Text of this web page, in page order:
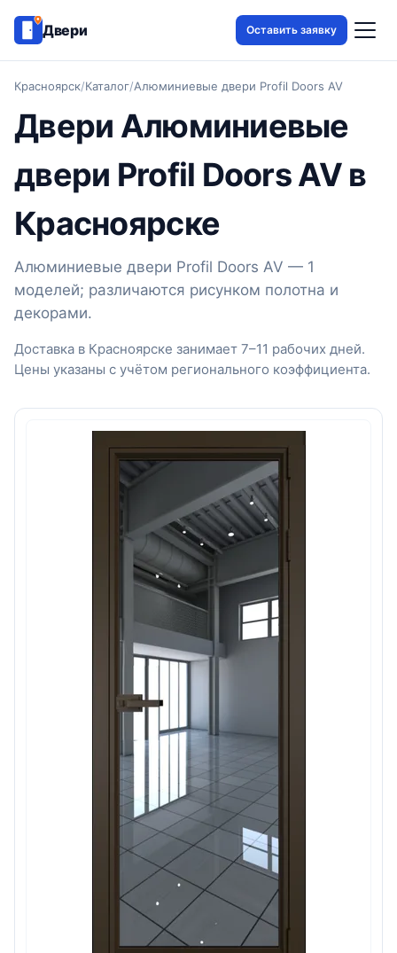
Двери Оставить заявку
Красноярск/Каталог/Алюминиевые двери Profil Doors AV
Двери Алюминиевые
двери Profil Doors AV в
Красноярске
Алюминиевые двери Profil Doors AV — 1
моделей; различаются рисунком полотна и
декорами.
Доставка в Красноярске занимает 7–11 рабочих дней.
Цены указаны с учётом регионального коэффициента.